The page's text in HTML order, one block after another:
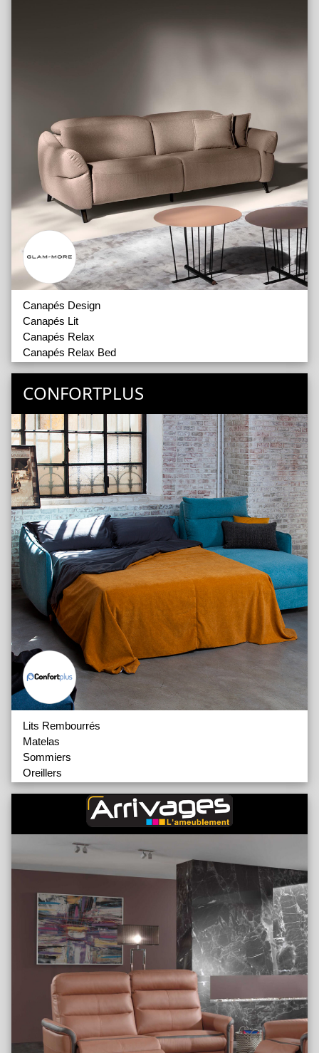
Sommiers
Canapés Design
Canapés Lit
Canapés Relax
Canapés Relax Bed
Fauteuils
Tables Basses
CONFORTPLUS
Lits Rembourrés
Matelas
Sommiers
Oreillers
Confort
Canapés Confort
Fauteuils
Accessoires
Canapés
Matelas
Smart
Canapés Matelas 14-18
Canapés Matelas 16
Canapés Matelas 20
Canapés Spécial
Fauteuils
Matelas